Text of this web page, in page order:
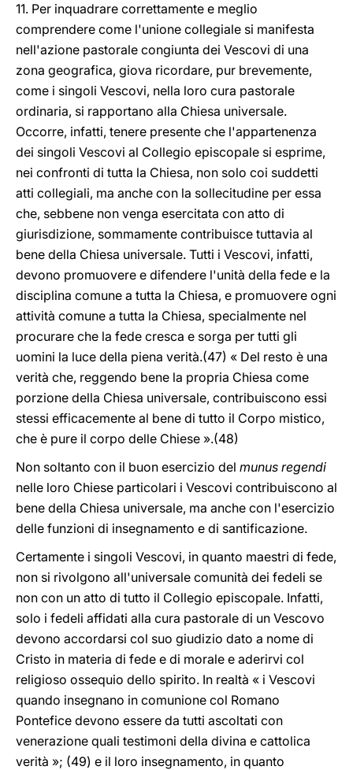
11. Per inquadrare correttamente e meglio
comprendere come l'unione collegiale si manifesta
nell'azione pastorale congiunta dei Vescovi di una
zona geografica, giova ricordare, pur brevemente,
come i singoli Vescovi, nella loro cura pastorale
ordinaria, si rapportano alla Chiesa universale.
Occorre, infatti, tenere presente che l'appartenenza
dei singoli Vescovi al Collegio episcopale si esprime,
nei confronti di tutta la Chiesa, non solo coi suddetti
atti collegiali, ma anche con la sollecitudine per essa
che, sebbene non venga esercitata con atto di
giurisdizione, sommamente contribuisce tuttavia al
bene della Chiesa universale. Tutti i Vescovi, infatti,
devono promuovere e difendere l'unità della fede e la
disciplina comune a tutta la Chiesa, e promuovere ogni
attività comune a tutta la Chiesa, specialmente nel
procurare che la fede cresca e sorga per tutti gli
uomini la luce della piena verità.(47) « Del resto è una
verità che, reggendo bene la propria Chiesa come
porzione della Chiesa universale, contribuiscono essi
stessi efficacemente al bene di tutto il Corpo mistico,
che è pure il corpo delle Chiese ».(48)
Non soltanto con il buon esercizio del munus regendi
nelle loro Chiese particolari i Vescovi contribuiscono al
bene della Chiesa universale, ma anche con l'esercizio
delle funzioni di insegnamento e di santificazione.
Certamente i singoli Vescovi, in quanto maestri di fede,
non si rivolgono all'universale comunità dei fedeli se
non con un atto di tutto il Collegio episcopale. Infatti,
solo i fedeli affidati alla cura pastorale di un Vescovo
devono accordarsi col suo giudizio dato a nome di
Cristo in materia di fede e di morale e aderirvi col
religioso ossequio dello spirito. In realtà « i Vescovi
quando insegnano in comunione col Romano
Pontefice devono essere da tutti ascoltati con
venerazione quali testimoni della divina e cattolica
verità »; (49) e il loro insegnamento, in quanto